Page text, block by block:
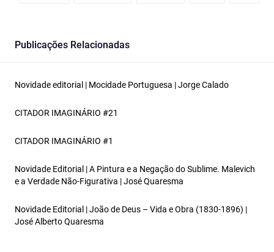
Publicações Relacionadas
Novidade editorial | Mocidade Portuguesa | Jorge Calado
CITADOR IMAGINÁRIO #21
CITADOR IMAGINÁRIO #1
Novidade Editorial | A Pintura e a Negação do Sublime. Malevich
e a Verdade Não-Figurativa | José Quaresma
Novidade Editorial | João de Deus – Vida e Obra (1830-1896) |
José Alberto Quaresma